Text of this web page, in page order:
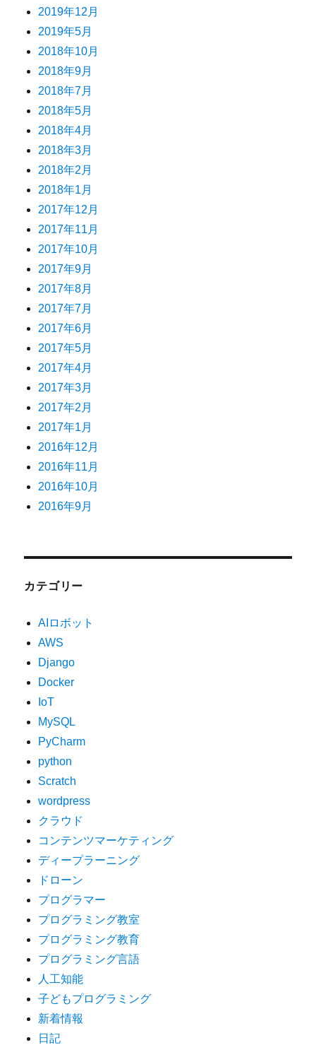
2019年12月
2019年5月
2018年10月
2018年9月
2018年7月
2018年5月
2018年4月
2018年3月
2018年2月
2018年1月
2017年12月
2017年11月
2017年10月
2017年9月
2017年8月
2017年7月
2017年6月
2017年5月
2017年4月
2017年3月
2017年2月
2017年1月
2016年12月
2016年11月
2016年10月
2016年9月
カテゴリー
AIロボット
AWS
Django
Docker
IoT
MySQL
PyCharm
python
Scratch
wordpress
クラウド
コンテンツマーケティング
ディープラーニング
ドローン
プログラマー
プログラミング教室
プログラミング教育
プログラミング言語
人工知能
子どもプログラミング
新着情報
日記